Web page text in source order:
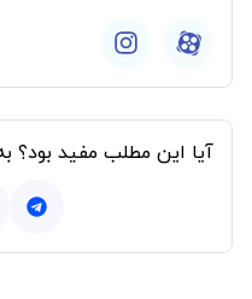
آیا این مطلب مفید بود؟